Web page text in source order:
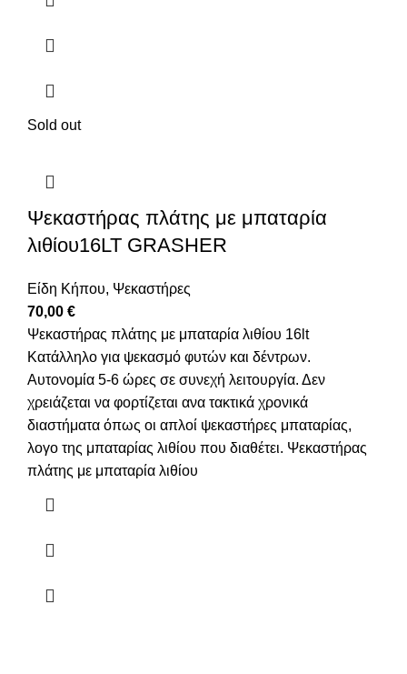
Sold out
Ψεκαστήρας πλάτης με μπαταρία
λιθίου16LT GRASHER
Είδη Κήπου, Ψεκαστήρες
70,00 €
Ψεκαστήρας πλάτης με μπαταρία λιθίου 16lt
Κατάλληλο για ψεκασμό φυτών και δέντρων.
Αυτονομία 5-6 ώρες σε συνεχή λειτουργία. Δεν
χρειάζεται να φορτίζεται ανα τακτικά χρονικά
διαστήματα όπως οι απλοί ψεκαστήρες μπαταρίας,
λογο της μπαταρίας λιθίου που διαθέτει. Ψεκαστήρας
πλάτης με μπαταρία λιθίου